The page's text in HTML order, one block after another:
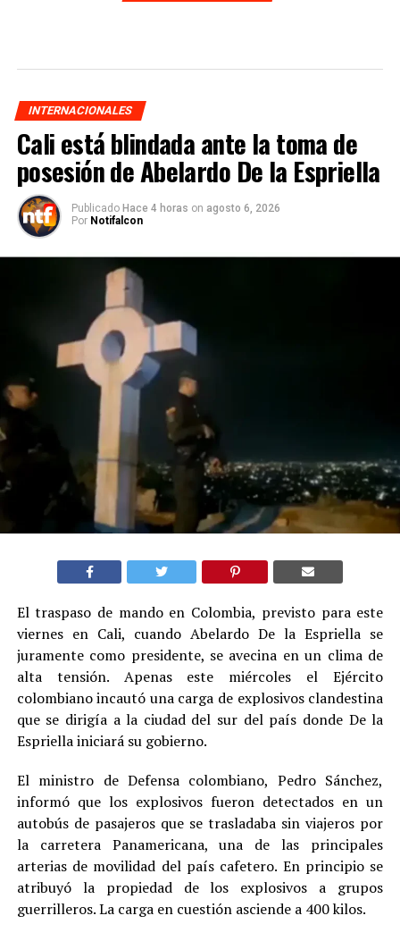
INTERNACIONALES
Cali está blindada ante la toma de
posesión de Abelardo De la Espriella
Publicado Hace 4 horas on agosto 6, 2026
Por Notifalcon
El traspaso de mando en Colombia, previsto para este
viernes en Cali, cuando Abelardo De la Espriella se
juramente como presidente, se avecina en un clima de
alta tensión. Apenas este miércoles el Ejército
colombiano incautó una carga de explosivos clandestina
que se dirigía a la ciudad del sur del país donde De la
Espriella iniciará su gobierno.
El ministro de Defensa colombiano, Pedro Sánchez,
informó que los explosivos fueron detectados en un
autobús de pasajeros que se trasladaba sin viajeros por
la carretera Panamericana, una de las principales
arterias de movilidad del país cafetero. En principio se
atribuyó la propiedad de los explosivos a grupos
guerrilleros. La carga en cuestión asciende a 400 kilos.